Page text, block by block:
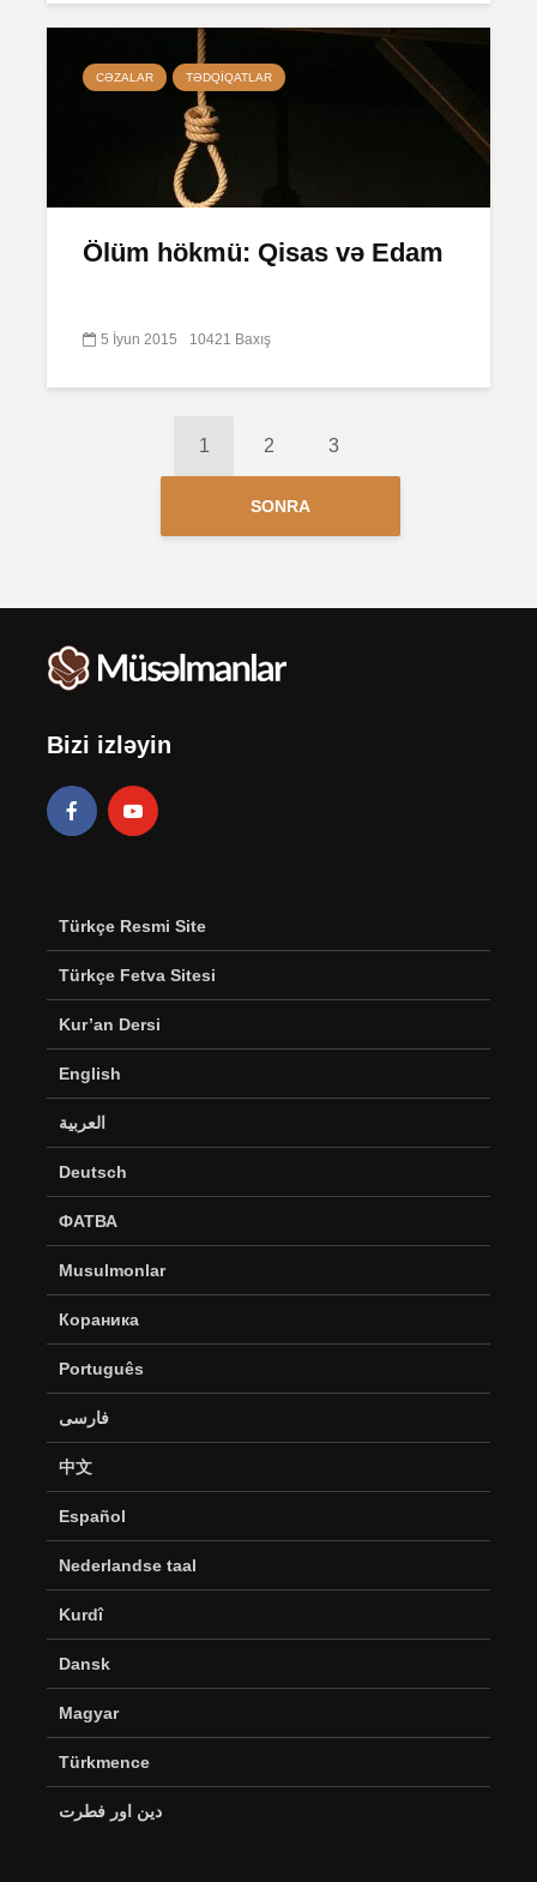
CƏZALAR TƏDQIQATLAR
Ölüm hökmü: Qisas və Edam
5 İyun 2015 10421 Baxış
1 2 3
SONRA
Bizi izləyin
Türkçe Resmi Site
Türkçe Fetva Sitesi
Kur’an Dersi
English
العربية
Deutsch
ФАТВА
Musulmonlar
Кораника
Português
فارسی
中文
Español
Nederlandse taal
Kurdî
Dansk
Magyar
Türkmence
دین اور فطرت